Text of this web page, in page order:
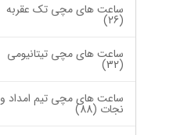
ساعت های مچی تک عقربه
(26)
ساعت های مچی تیتانیومی
(32)
ساعت های مچی تیم امداد و
نجات (88)